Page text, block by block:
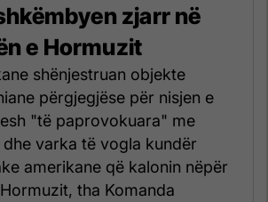
zjarr në
e Hormuzit
shënjestruan objekte
përgjegjëse për nisjen e
"të paprovokuara" me
varka të vogla kundër
amerikane që kalonin nëpër
tha Komanda